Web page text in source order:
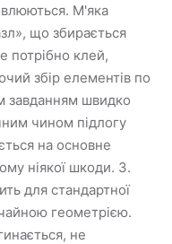
М'яка
що збирається
потрібно клей,
збір елементів по
завданням швидко
чином підлогу
на основне
ніякої шкоди. 3.
для стандартної
геометрією.
не